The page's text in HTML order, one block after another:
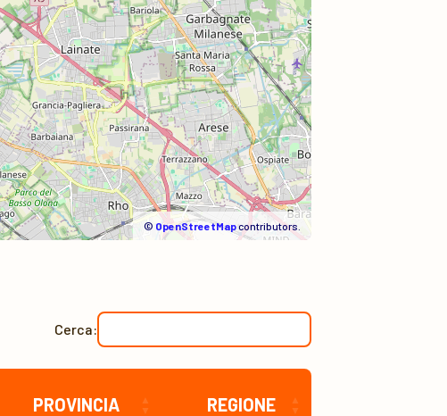
© OpenStreetMapcontributors.
Cerca:
PROVINCIA REGIONE